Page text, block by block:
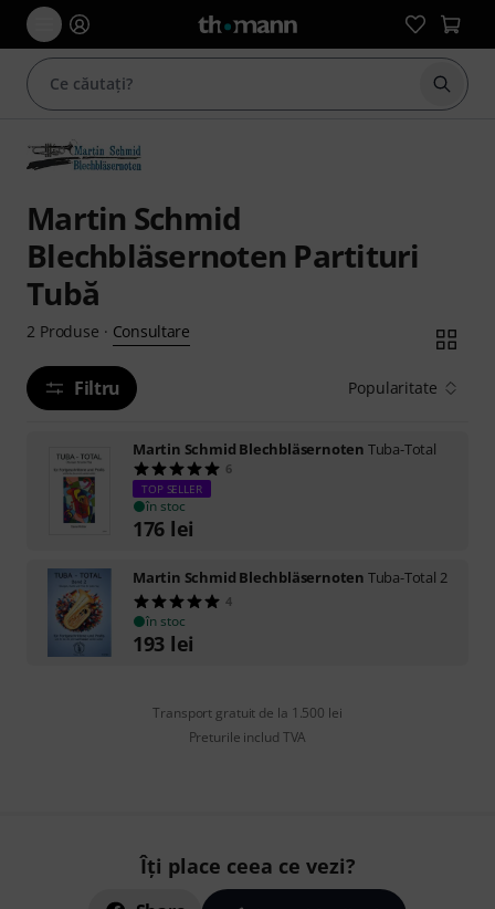
Martin Schmid
Blechbläsernoten Partituri
Tubă
2 Produse · Consultare
Filtru Popularitate
Martin Schmid Blechbläsernoten Tuba-Total
6
TOP SELLER
în stoc
176 lei
Martin Schmid Blechbläsernoten Tuba-Total 2
4
în stoc
193 lei
Transport gratuit de la 1.500 lei
Preturile includ TVA
Îți place ceea ce vezi?